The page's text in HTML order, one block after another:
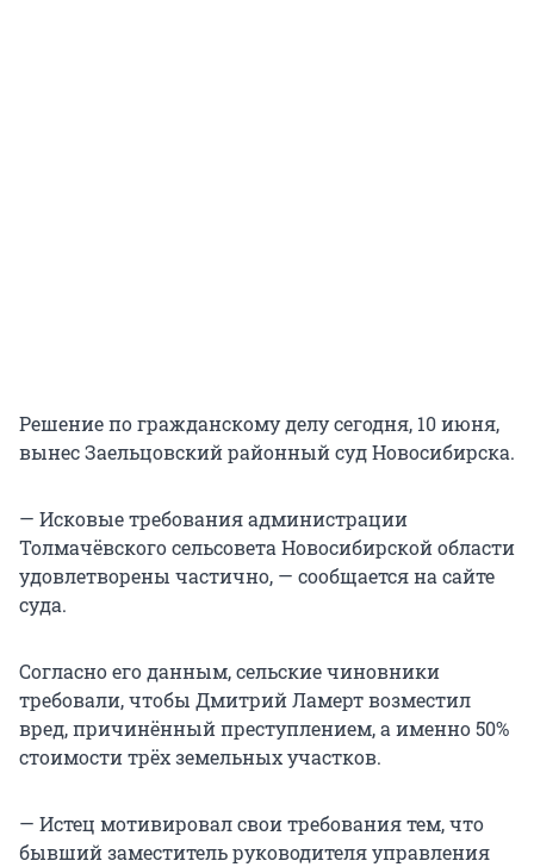
Решение по гражданскому делу сегодня, 10 июня,
вынес Заельцовский районный суд Новосибирска.
— Исковые требования администрации
Толмачёвского сельсовета Новосибирской области
удовлетворены частично, — сообщается на сайте
суда.
Согласно его данным, сельские чиновники
требовали, чтобы Дмитрий Ламерт возместил
вред, причинённый преступлением, а именно 50%
стоимости трёх земельных участков.
— Истец мотивировал свои требования тем, что
бывший заместитель руководителя управления